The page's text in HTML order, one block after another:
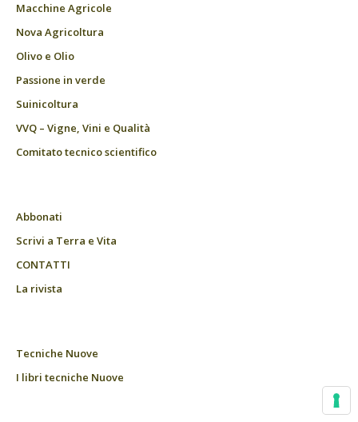
Macchine Agricole
Nova Agricoltura
Olivo e Olio
Passione in verde
Suinicoltura
VVQ – Vigne, Vini e Qualità
Comitato tecnico scientifico
Abbonati
Scrivi a Terra e Vita
CONTATTI
La rivista
Tecniche Nuove
I libri tecniche Nuove